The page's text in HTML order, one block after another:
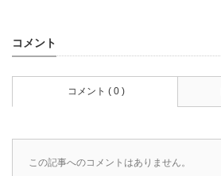
コメント
コメント ( 0 )
この記事へのコメントはありません。